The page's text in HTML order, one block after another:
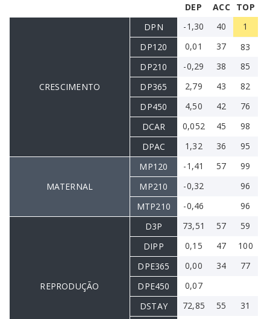
DEP ACC TOP
CRESCIMENTO
DPN -1,30 40
1
DP120
0,01 37
83
DP210
-0,29 38
85
DP365
2,79 43
82
DP450
4,50 42
76
DCAR
0,052 45
98
DPAC
1,32 36 95
MATERNAL
MP120 -1,41 57
99
MP210
-0,32
96
MTP210
-0,46 96
REPRODUÇÃO
D3P 73,51 57
59
DIPP
0,15 47
100
DPE365
0,00 34
77
DPE450
0,07
DSTAY
72,85 55
31